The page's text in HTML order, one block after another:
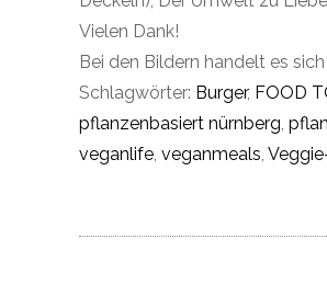
Vielen Dank!
Bei den Bildern handelt es
Schlagwörter: Burger, FOOD
pflanzenbasiert nürnberg,
veganlife, veganmeals,